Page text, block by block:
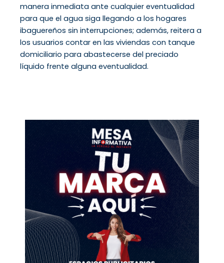
manera inmediata ante cualquier eventualidad
para que el agua siga llegando a los hogares
ibaguereños sin interrupciones; además, reitera a
los usuarios contar en las viviendas con tanque
domiciliario para abastecerse del preciado
líquido frente alguna eventualidad.